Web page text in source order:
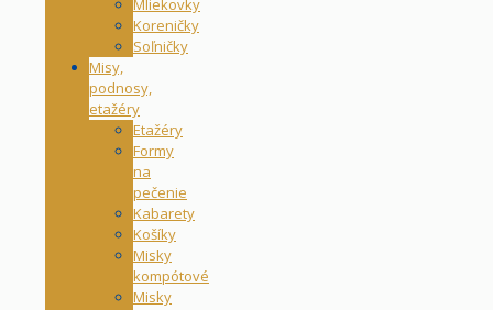
Mliekovky
Koreničky
Soľničky
Misy,
podnosy,
etažéry
Etažéry
Formy
na
pečenie
Kabarety
Košíky
Misky
kompótové
Misky